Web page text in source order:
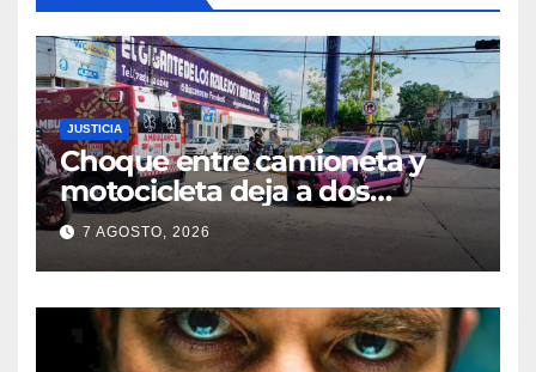
JUSTICIA
Choque entre camioneta y
motocicleta deja a dos
jóvenes lesionados en la
colonia 27 de Septiembre de
Poza Rica
7 AGOSTO, 2026